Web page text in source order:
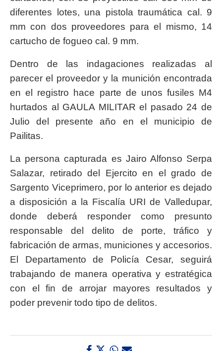
diferentes lotes, una pistola traumática cal. 9
mm con dos proveedores para el mismo, 14
cartucho de fogueo cal. 9 mm.
Dentro de las indagaciones realizadas al
parecer el proveedor y la munición encontrada
en el registro hace parte de unos fusiles M4
hurtados al GAULA MILITAR el pasado 24 de
Julio del presente año en el municipio de
Pailitas.
La persona capturada es Jairo Alfonso Serpa
Salazar, retirado del Ejercito en el grado de
Sargento Viceprimero, por lo anterior es dejado
a disposición a la Fiscalía URI de Valledupar,
donde deberá responder como presunto
responsable del delito de porte, tráfico y
fabricación de armas, municiones y accesorios.
El Departamento de Policía Cesar, seguirá
trabajando de manera operativa y estratégica
con el fin de arrojar mayores resultados y
poder prevenir todo tipo de delitos.